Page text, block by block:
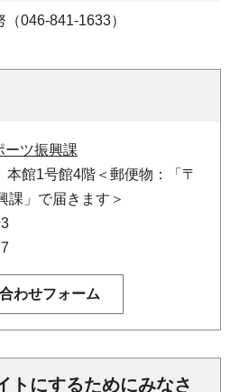
046-841-1633）
ーツ振興課
館1号館4階＜郵便物：「〒
」で届きます＞
トにするためにみなさ